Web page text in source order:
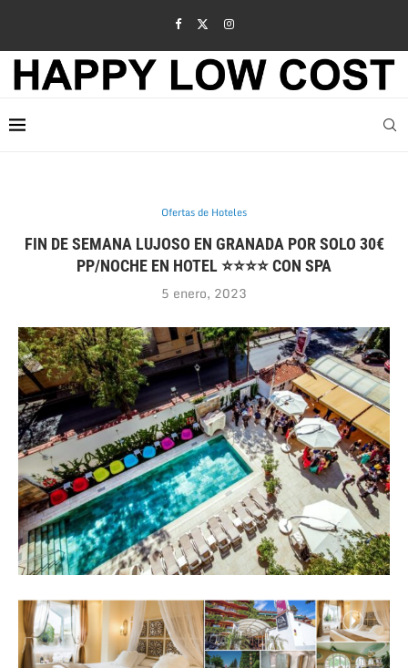
Ofertas de Hoteles
FIN DE SEMANA LUJOSO EN GRANADA POR SOLO 30€
PP/NOCHE EN HOTEL ⭐⭐⭐⭐ CON SPA
5 enero, 2023